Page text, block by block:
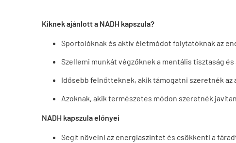
Kiknek ajánlott a NADH kapszula?
Sportolóknak és aktív életmódot folytatóknak az
Szellemi munkát végzőknek a mentális tisztaság
Idősebb felnőtteknek, akik támogatni szeretnék az
Azoknak, akik természetes módon szeretnék
NADH kapszula előnyei
Segít növelni az energiaszintet és csökkenti a